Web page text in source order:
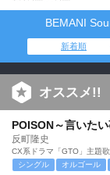
BEMANI
新着順
オススメ!!
POISON～言いた
反町隆史
CX系ドラマ「GTO」主題歌
シングル
オルゴール